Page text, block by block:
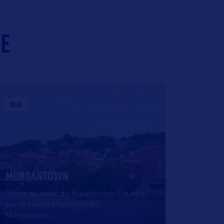
VILLE
MORGANTOWN
Située au cœur du Mountaineer Country
Morgantown